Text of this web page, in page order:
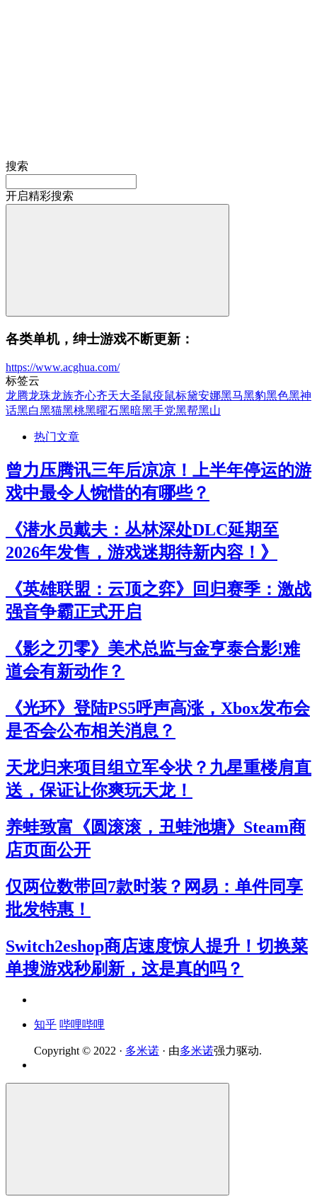
搜索
开启精彩搜索
各类单机，绅士游戏不断更新：
https://www.acghua.com/
标签云
龙腾龙珠龙族齐心齐天大圣鼠疫鼠标黛安娜黑马黑豹黑色黑神
话黑白黑猫黑桃黑曜石黑暗黑手党黑帮黑山
热门文章
曾力压腾讯三年后凉凉！上半年停运的游
戏中最令人惋惜的有哪些？
《潜水员戴夫：丛林深处DLC延期至
2026年发售，游戏迷期待新内容！》
《英雄联盟：云顶之弈》回归赛季：激战
强音争霸正式开启
《影之刃零》美术总监与金亨泰合影!难
道会有新动作？
《光环》登陆PS5呼声高涨，Xbox发布会
是否会公布相关消息？
天龙归来项目组立军令状？九星重楼肩直
送，保证让你爽玩天龙！
养蛙致富《圆滚滚，丑蛙池塘》Steam商
店页面公开
仅两位数带回7款时装？网易：单件同享
批发特惠！
Switch2eshop商店速度惊人提升！切换菜
单搜游戏秒刷新，这是真的吗？
知乎 哔哩哔哩
Copyright © 2022 · 多米诺 · 由多米诺强力驱动.